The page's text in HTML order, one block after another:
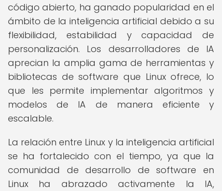
código abierto, ha ganado popularidad en el
ámbito de la inteligencia artificial debido a su
flexibilidad, estabilidad y capacidad de
personalización. Los desarrolladores de IA
aprecian la amplia gama de herramientas y
bibliotecas de software que Linux ofrece, lo
que les permite implementar algoritmos y
modelos de IA de manera eficiente y
escalable.
La relación entre Linux y la inteligencia artificial
se ha fortalecido con el tiempo, ya que la
comunidad de desarrollo de software en
Linux ha abrazado activamente la IA,